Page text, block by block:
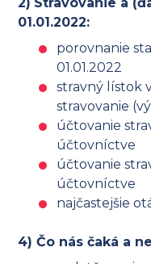
2) Stravovanie a
01.01.2022:
porovnanie
01.01.2022
stravný lístok
stravovanie
účtovanie
účtovníctve
účtovanie
účtovníctve
najčastejšie
4) Čo nás čaká a